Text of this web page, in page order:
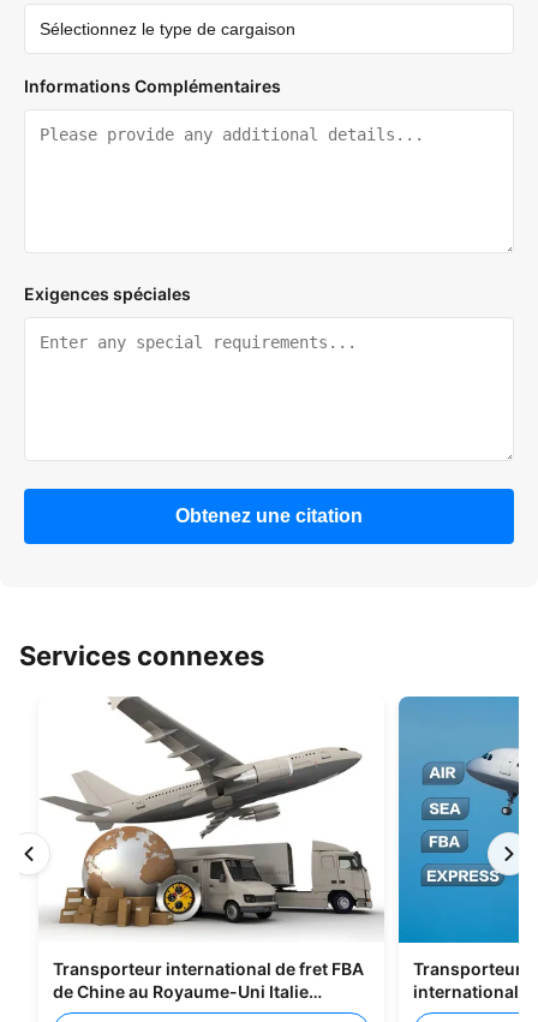
Informations Complémentaires
Exigences spéciales
Obtenez une citation
Services connexes
Transporteur international de fret FBA
de Chine au Royaume-Uni Italie
Portugal
Transporteurs
international
Shenzhen